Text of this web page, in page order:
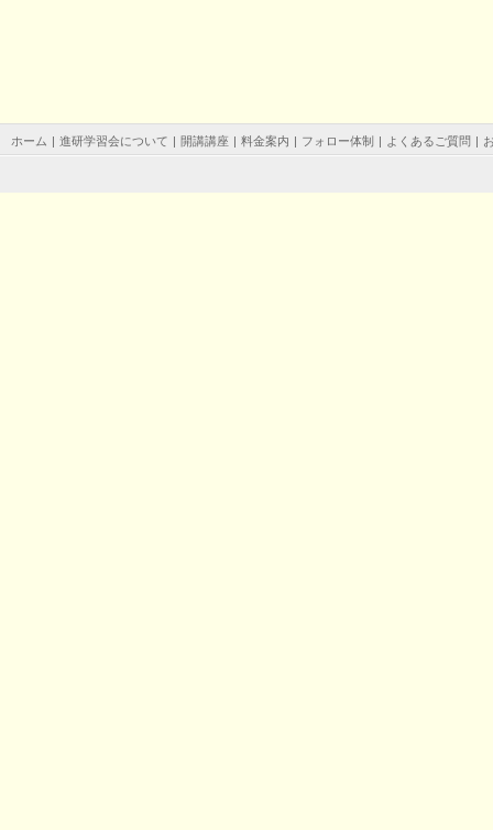
ホーム | 進研学習会について | 開講講座 | 料金案内 | フォロー体制 | よくあるご質問 |